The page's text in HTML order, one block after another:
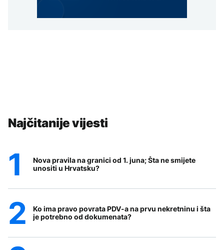
Najčitanije vijesti
Nova pravila na granici od 1. juna; Šta ne smijete
unositi u Hrvatsku?
Ko ima pravo povrata PDV-a na prvu nekretninu i šta
je potrebno od dokumenata?